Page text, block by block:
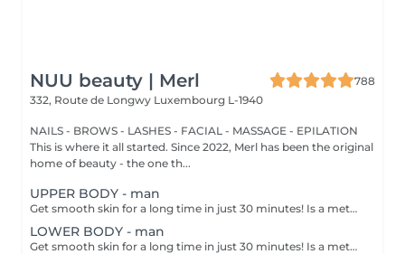
NUU beauty | Merl
788
332, Route de Longwy Luxembourg L-1940
NAILS - BROWS - LASHES - FACIAL - MASSAGE - EPILATION
This is where it all started. Since 2022, Merl has been the original
home of beauty - the one th...
UPPER BODY - man
Get smooth skin for a long time in just 30 minutes! Is a method of hair removal when your hair is pulled out with warm wax with the hair follicle. How is wax epilation done? - preparation is performed - wax is applied - depilation is performed - wax residue is removed Age restrictions: recommended to do from 14 years. Post procedure recommendations: do not take hot bath, do not visit sauna, do not swim in the pool for 12 hours after the procedure - it can cause irritation. Frequency: once in 4 weeks.
LOWER BODY - man
Get smooth skin for a long time in just 30 minutes! Is a method of hair removal when your hair is pulled out with warm wax with the hair follicle. How is wax epilation done? - preparation is performed - wax is applied - depilation is performed - wax residue is removed Age restrictions: recommended to do from 14 years. Post procedure recommendations: do not take hot bath, do not visit sauna, do not swim in the pool for 12 hours after the procedure - it can cause irritation. Frequency: once in 4 weeks.